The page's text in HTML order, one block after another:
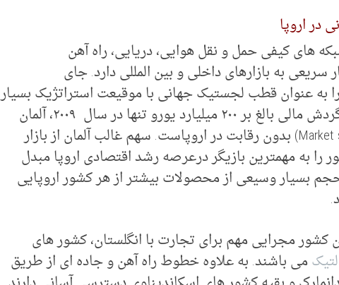
های کیفی حمل و نقل هوایی، دریایی، راه آهن
به بازارهای داخلی و بین المللی دارد. جای
به عنوان قطب لجستیک جهانی با موقیعت استراتژیک بسیار
ایده آلش بشناسیم. با گردش مالی بالغ بر ۲۰۰ میلیارد یورو تنها در سال ۲۰۰۹، آلمان
دارای حجم بازاری (Market size) بدون رقابت در اروپاست. سهم غالب آلمان از بازار
را به مهمترین بازیگر درعرصه رشد اقتصادی اروپا مبدل
بسیار وسیعی از محصولات بیشتر از هر کشور اروپایی
کشور مجرایی مهم برای تجارت با انگلستان، کشور های
می باشند. به علاوه خطوط راه آهن و جاده ای از طریق